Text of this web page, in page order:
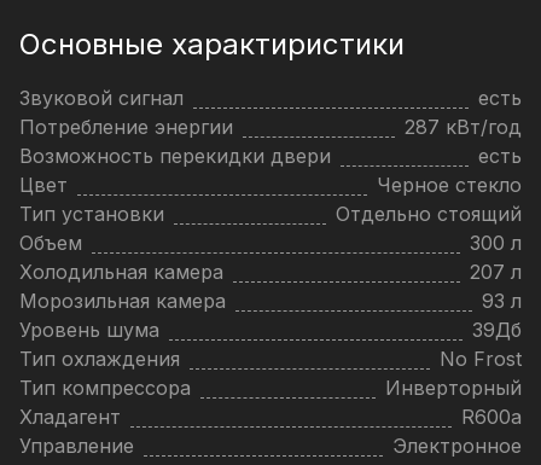
Основные характиристики
Звуковой сигнал
есть
Потребление энергии
287 кВт/год
Возможность перекидки двери
есть
Цвет
Черное стекло
Тип установки
Отдельно стоящий
Объем
300 л
Холодильная камера
207 л
Морозильная камера
93 л
Уровень шума
39Дб
Тип охлаждения
No Frost
Тип компрессора
Инверторный
Хладагент
R600a
Управление
Электронное